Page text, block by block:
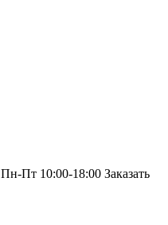
Пн-Пт 10:00-18:00 Заказать